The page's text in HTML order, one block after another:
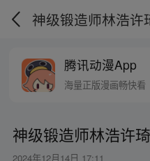
腾讯动漫App
海量正版漫画畅快看
神级锻造师林浩许
2024年12月14日 17:11